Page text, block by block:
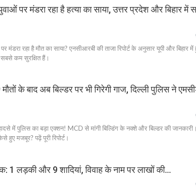
पर मंडरा रहा है हत्या का साया, उत्तर प्रदेश और बिहार में
रहा है मौत का साया? एनसीआरबी की ताजा रिपोर्ट के अनुसार यूपी और बिहार में
सबसे कम सुरक्षित हैं।
के बाद अब बिल्डर पर भी गिरेगी गाज, दिल्ली पुलिस ने
में पुलिस का बड़ा एक्शन! MCD से मांगी बिल्डिंग के नक्शे और बिल्डर की जानकारी।
हुए मजबूर? पढ़ें पूरी रिपोर्ट।
1 लड़की और 9 शादियां, विवाह के नाम पर लाखों की…